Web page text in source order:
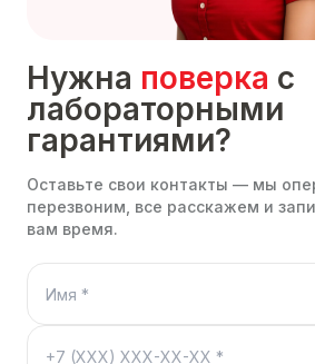
Нужна поверка с
лабораторными
гарантиями?
Оставьте свои контакты — мы
перезвоним, все расскажем и
вам время.